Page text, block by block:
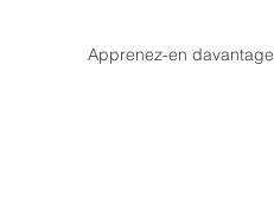
Apprenez-en davantage